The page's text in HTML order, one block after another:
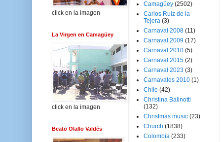
click en la imagen
La Virgen en Camagüey
click en la imagen
Beato Olallo Valdés
Camagüey (2502)
Carlos Ruiz de la
Tejera (3)
Carnaval 2008 (11)
Carnaval 2009 (17)
Carnaval 2010 (5)
Carnaval 2015 (2)
Carnaval 2023 (3)
Carnavales 2010 (1)
Chile (42)
Christina Balinotti
(132)
Christmas music (23)
Church (1838)
Colombia (233)